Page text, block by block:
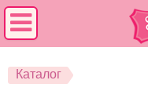
Каталог